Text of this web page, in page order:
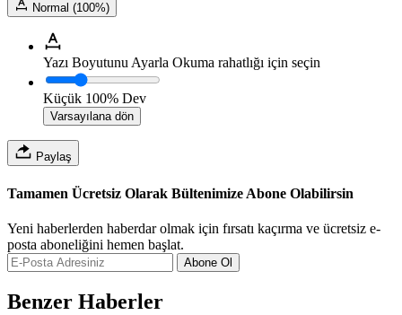
Normal (100%)
Yazı Boyutunu Ayarla Okuma rahatlığı için seçin
Küçük 100% Dev
Varsayılana dön
Paylaş
Tamamen Ücretsiz Olarak Bültenimize Abone Olabilirsin
Yeni haberlerden haberdar olmak için fırsatı kaçırma ve ücretsiz e-
posta aboneliğini hemen başlat.
Abone Ol
Benzer Haberler